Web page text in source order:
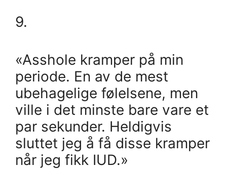
9.
«Asshole kramper på min
periode. En av de mest
ubehagelige følelsene, men
ville i det minste bare vare et
par sekunder. Heldigvis
sluttet jeg å få disse kramper
når jeg fikk IUD.»